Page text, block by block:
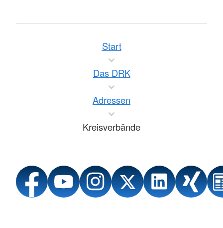
Start
Das DRK
Adressen
Kreisverbände